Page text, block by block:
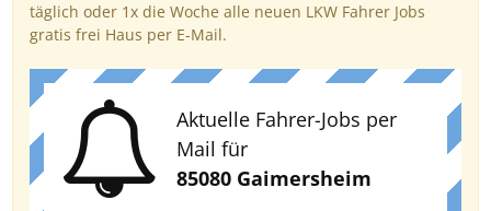
täglich oder 1x die Woche alle neuen LKW Fahrer Jobs
gratis frei Haus per E-Mail.
Aktuelle Fahrer-Jobs per
Mail für
85080 Gaimersheim